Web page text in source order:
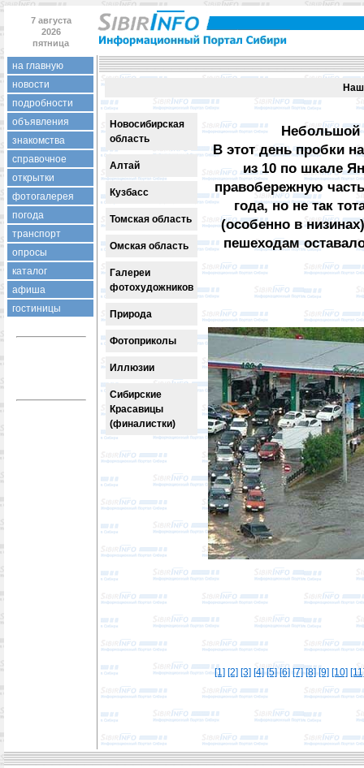
7 августа
2026
пятница
на главную
новости
подробности
объявления
знакомства
справочное
открытки
фотогалерея
погода
транспорт
опросы
каталог
афиша
гостиницы
Новосибирская
область
Алтай
Кузбасс
Томская область
Омская область
Галереи
фотохудожников
Природа
Фотоприколы
Иллюзии
Сибирские
Красавицы
(финалистки)
Небольшой
В этот день пробки
из 10 по шкале
правобережную
года, но не так
(особенно в
пешеходам
[1] [2] [3] [4] [5] [6] [7] [8] [9] [10]